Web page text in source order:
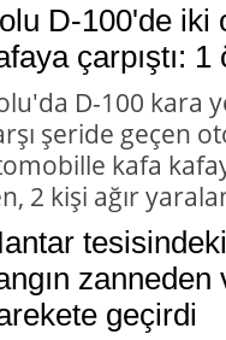
D-100'de iki
çarpıştı: 1
D-100 kara
şeride geçen
kafa
2 kişi ağır
geçirdi